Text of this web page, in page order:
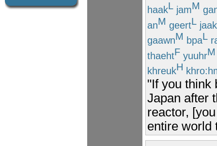
haakL jamM
anM geertL jaak
gaawnM bpaL
thaehtF yuuhrM
khreukH
"If you think
Japan after
reactor,
entire world